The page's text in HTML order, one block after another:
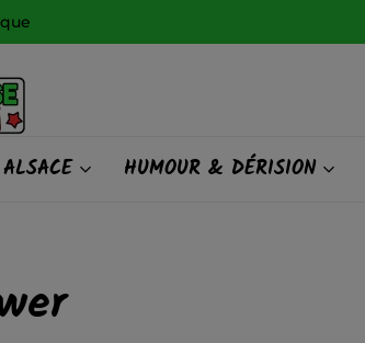
ALSACE HUMOUR & DÉRISION